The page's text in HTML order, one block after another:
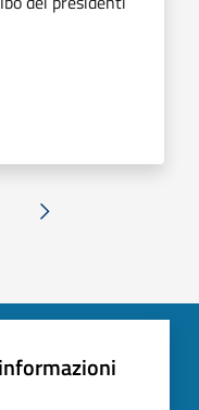
Successiva »